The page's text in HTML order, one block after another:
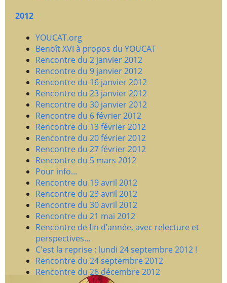
2012
YOUCAT.org
Benoît XVI à propos du YOUCAT
Rencontre du 2 janvier 2012
Rencontre du 9 janvier 2012
Rencontre du 16 janvier 2012
Rencontre du 23 janvier 2012
Rencontre du 30 janvier 2012
Rencontre du 6 février 2012
Rencontre du 13 février 2012
Rencontre du 20 février 2012
Rencontre du 27 février 2012
Rencontre du 5 mars 2012
Pour info...
Rencontre du 19 avril 2012
Rencontre du 23 avril 2012
Rencontre du 30 avril 2012
Rencontre du 21 mai 2012
Rencontre de fin d’année, avec relecture et
perspectives…
C'est la reprise : lundi 24 septembre 2012 !
Rencontre du 24 septembre 2012
Rencontre du 26 décembre 2012